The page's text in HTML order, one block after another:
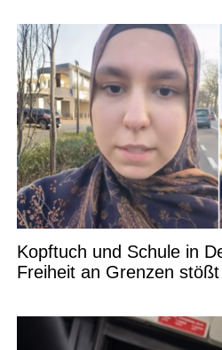
Kopftuch und Schule in
Freiheit an Grenzen stößt